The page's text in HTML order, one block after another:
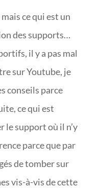
ce qui est un
des supports…
il y a pas mal
sur Youtube, je
conseils parce
ce qui est
le support où il n’y
parce que par
de tomber sur
vis-à-vis de cette